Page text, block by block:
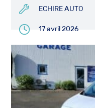
ECHIRE AUTO
17 avril 2026